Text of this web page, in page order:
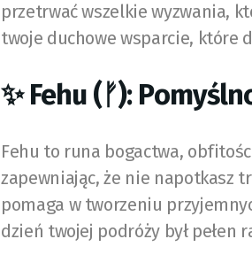
przetrwać wszelkie wyzwania,
twoje duchowe wsparcie, które
✨ Fehu (ᚠ):
Fehu to runa bogactwa,
zapewniając, że nie napotkasz
pomaga w tworzeniu
dzień twojej podróży był pełen